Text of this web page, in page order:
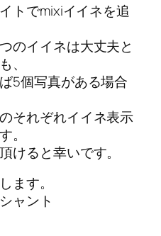
トでmixiイイネを追
のイイネは大丈夫と
、
5個写真がある場合
それぞれイイネ表示
。
けると幸いです。
ます。
ャント